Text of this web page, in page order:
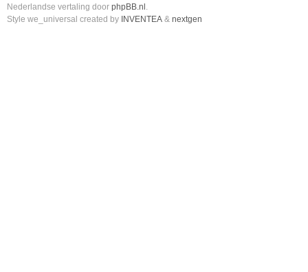
Nederlandse vertaling door phpBB.nl .
Style we_universal created by INVENTEA & nextgen